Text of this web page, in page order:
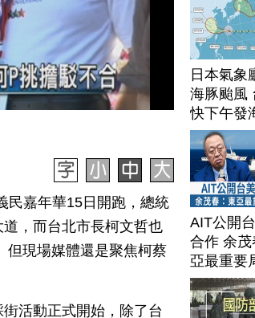
民嘉年華15日開跑，總統
，而台北市長柯文哲也
但現場媒體還是聚焦柯蔡
活動正式開始，除了台
日本氣象
海豚颱風
快下午發
AIT公開
合作 余茂
亞最重要